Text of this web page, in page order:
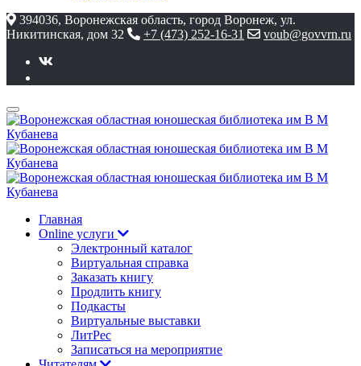
394036, Воронежская область, город Воронеж, ул.
Никитинская, дом 32
+7 (473) 252-16-31 voub@govvrn.ru
Главная
Online услуги
Электронный каталог
Виртуальная справка
Заказать книгу
Продлить книгу
Подкасты
Виртуальные выставки
ЛитРес
Записаться на мероприятие